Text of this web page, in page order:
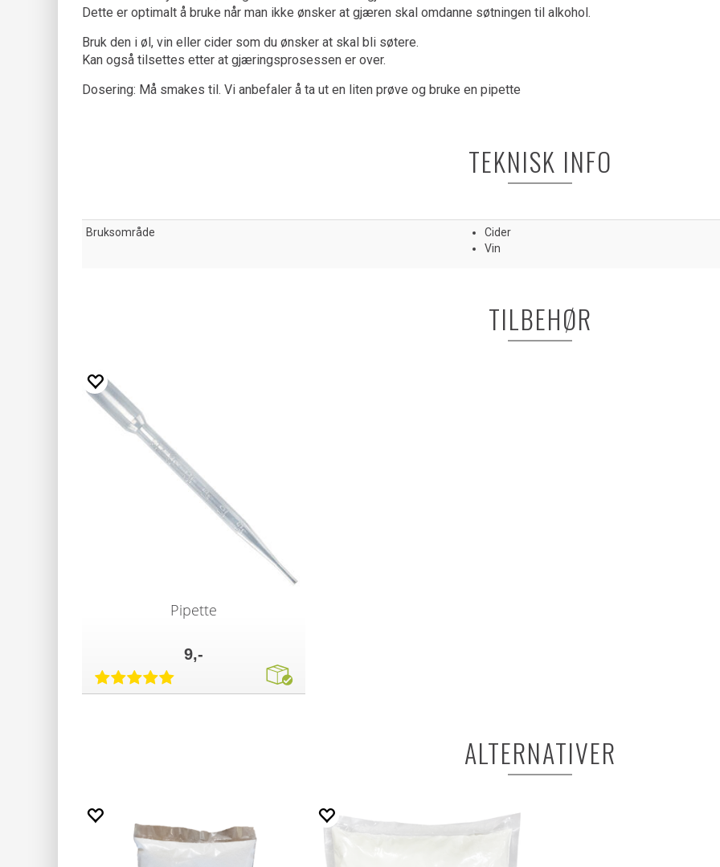
Dette er optimalt å bruke når man ikke ønsker at gjæren skal omdanne søtningen til alkohol.
Bruk den i øl, vin eller cider som du ønsker at skal bli søtere.
Kan også tilsettes etter at gjæringsprosessen er over.
Dosering: Må smakes til. Vi anbefaler å ta ut en liten prøve og bruke en pipette
TEKNISK INFO
Bruksområde
Cider
Vin
TILBEHØR
Pipette
9,-
ALTERNATIVER